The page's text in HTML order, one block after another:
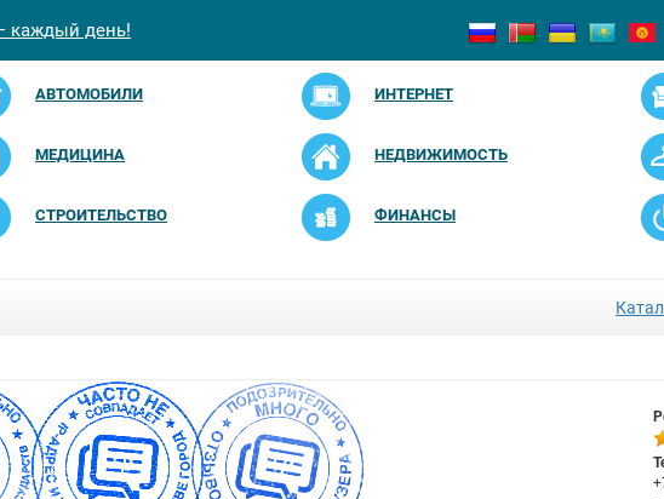
каждый день!
АВТОМОБИЛИ ИНТЕРНЕТ
МЕДИЦИНА НЕДВИЖИМОСТЬ
СТРОИТЕЛЬСТВО ФИНАНСЫ